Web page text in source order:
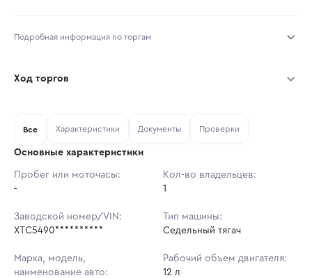
Подробная информация по торгам
Тип аукциона: Открытые торги
Шаг торгов:
Кол-во ставок:
Ход торгов
Ставок не найдено
в аукционах
Все Характеристики Документы Проверки
Основные характеристики
Пробег или моточасы:
-
Кол-во владельцев:
1
Заводской номер/VIN:
ХТС5490**********
Тип машины:
Седельный тягач
Марка, модель,
наименование авто:
Рабочий объем двигателя:
12 л